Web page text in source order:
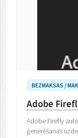
BEZMAKSAS /
Adobe
Adobe Firefly
ģenerēšanas